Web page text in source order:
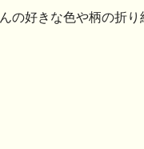
の好きな色や柄の折り